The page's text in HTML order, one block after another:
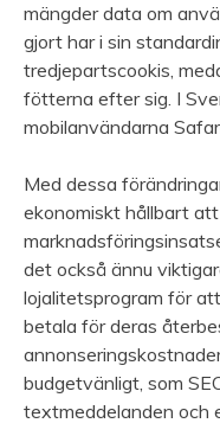
mängder data om
gjort har i sin
tredjepartscookis,
fötterna efter sig. I
mobilanvändarna
Med dessa
ekonomiskt hållbart
det också ännu
lojalitetsprogram för
betala för deras
budgetvänligt, som
textmeddelanden och